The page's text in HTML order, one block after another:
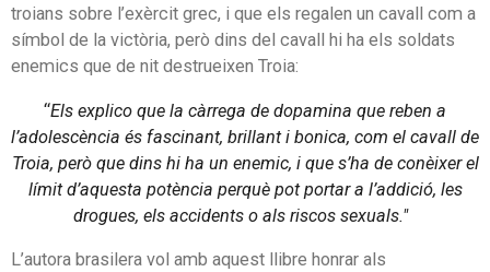
troians sobre l’exèrcit grec, i que els regalen un cavall com a
símbol de la victòria, però dins del cavall hi ha els soldats
enemics que de nit destrueixen Troia:
“Els explico que la càrrega de dopamina que reben a
l’adolescència és fascinant, brillant i bonica, com el cavall de
Troia, però que dins hi ha un enemic, i que s’ha de conèixer el
límit d’aquesta potència perquè pot portar a l’addició, les
drogues, els accidents o als riscos sexuals."
L’autora brasilera vol amb aquest llibre honrar als